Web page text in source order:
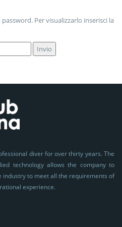
Per visualizzarlo inserisci la
diver for over thirty years. The
technology allows the company to
industry to meet all the requirements of
experience.